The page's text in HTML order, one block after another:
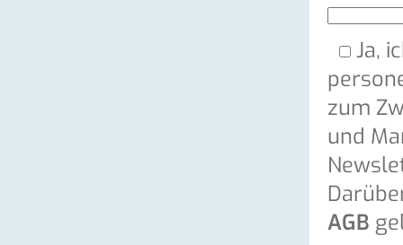
Ja,
zum
und
AGB